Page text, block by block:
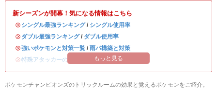
新シーズンが開幕！気になる情報はこちら
・ シングル最強ランキング/ シングル使用率
・ ダブル最強ランキング/ ダブル使用率
・強いポケモンと対策一覧 / 雨パ構築と対策
・特殊アタッカーのおすすめランキング
もっと見る
ポケモンチャンピオンズのトリックルームの効果と覚えるポケモンをご紹介。